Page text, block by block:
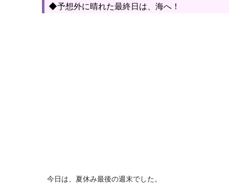
◆予想外に晴れた最終日は、海へ！
今日は、夏休み最後の週末でした。